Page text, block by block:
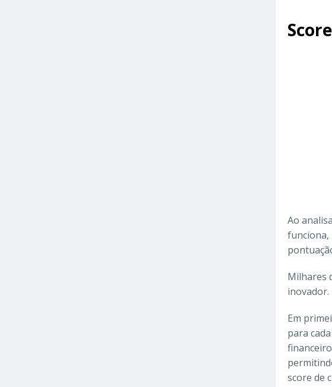
Ao
funciona,
Milhares
inovador.
Em
para
score de